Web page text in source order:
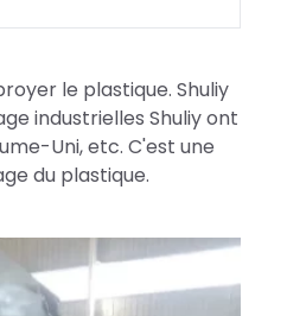
le plastique. Shuliy
industrielles Shuliy ont
Uni, etc. C'est une
du plastique.